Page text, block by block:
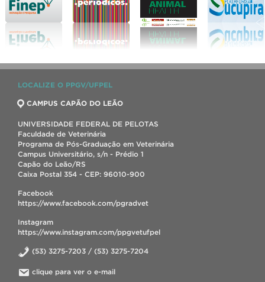
LOCALIZE O PPGV/UFPEL
CAMPUS CAPÃO DO LEÃO
UNIVERSIDADE FEDERAL DE PELOTAS
Faculdade de Veterinária
Programa de Pós-Graduação em Veterinária
Campus Universitário, s/n - Prédio 1
Capão do Leão/RS
Caixa Postal 354 - CEP: 96010-900
Facebook
https://www.facebook.com/pgradvet
Instagram
https://www.instagram.com/ppgvetufpel
(53) 3275-7203 / (53) 3275-7204
clique para ver o e-mail